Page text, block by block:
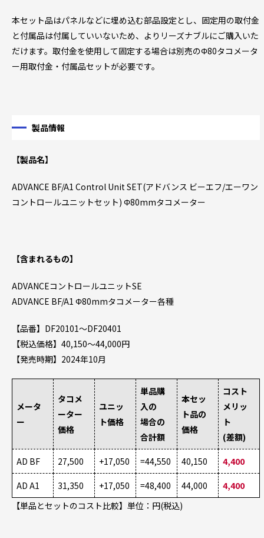
本セット品はパネルなどに埋め込む部品設定とし、固定用の取付金
と付属品は付属していいないため、よりリーズナブルにご購入いた
だけます。取付金を使用して固定する場合は別売のΦ80タコメータ
ー用取付金・付属品セットが必要です。
製品情報
【製品名】
ADVANCE BF/A1 Control Unit SET(アドバンス ビーエフ/エーワン
コントロールユニットセット) Φ80mmタコメーター
【含まれるもの】
ADVANCEコントロールユニットSE
ADVANCE BF/A1 Φ80mmタコメーター各種
【品番】DF20101～DF20401
【税込価格】40,150～44,000円
【発売時期】2024年10月
メータ
ー
タコメ
ーター
価格
ユニッ
ト価格
単品購
入の
場合の
合計額
本セッ
ト品の
価格
コスト
メリッ
ト
(差額)
AD BF 27,500 +17,050 =44,550 40,150 4,400
AD A1 31,350 +17,050 =48,400 44,000
4,400
【単品とセットのコスト比較】単位：円(税込)